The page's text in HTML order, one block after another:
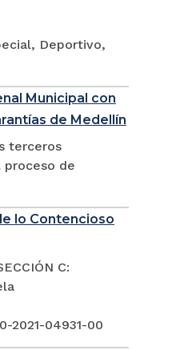
Deportivo,
Municipal con
de Medellín
terceros
de
lo Contencioso
C:
2021-04931-00